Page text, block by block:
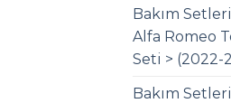
Bakım
Alfa Romeo
Seti > (2022-
Bakım